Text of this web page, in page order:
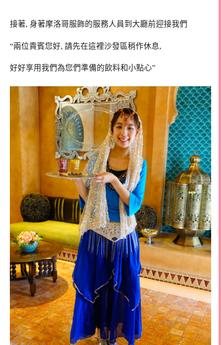
接著, 身著摩洛哥服飾的服務人員到大廳前迎接我們
“兩位貴賓您好, 請先在這裡沙發區稍作休息,
好好享用我們為您們準備的飲料和小點心”